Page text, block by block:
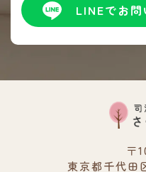
LINEでお問
〒
東京都千代田